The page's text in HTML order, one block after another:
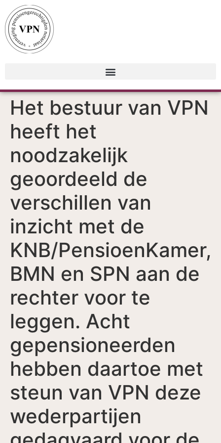
Het bestuur van VPN
heeft het
noodzakelijk
geoordeeld de
verschillen van
inzicht met de
KNB/PensioenKamer,
BMN en SPN aan de
rechter voor te
leggen. Acht
gepensioneerden
hebben daartoe met
steun van VPN deze
wederpartijen